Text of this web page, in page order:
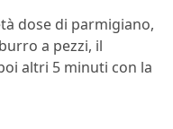
dose di parmigiano,
a pezzi, il
altri 5 minuti con la